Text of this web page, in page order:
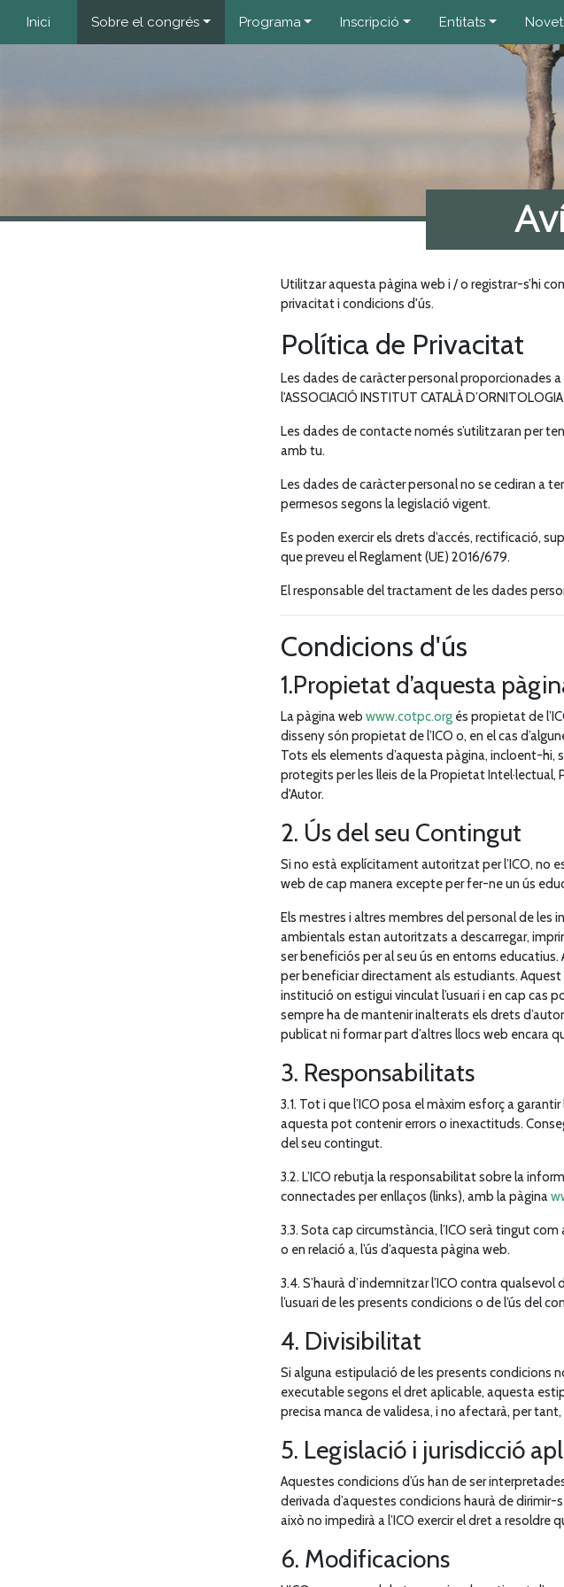
Inici Sobre el congrés Programa Inscripció Entitats
Utilitzar aquesta pàgina web i / o registrar-s’hi
privacitat i condicions d'ús.
Política de Privacitat
Les dades de caràcter personal proporcionades
l'ASSOCIACIÓ INSTITUT CATALÀ
Les dades de contacte només s’utilitzaran per
amb tu.
Les dades de caràcter personal no se cediran a
permesos segons la legislació vigent.
Es poden exercir els drets d’accés, rectificació,
que preveu el Reglament (UE) 2016/679.
El responsable del tractament de les dades
Condicions d'ús
1.Propietat d’aquesta
La pàgina web www.cotpc.org és propietat de
disseny són propietat de l’ICO o, en el cas
Tots els elements d’aquesta pàgina, incloent-hi,
protegits per les lleis de la Propietat
d'Autor.
2. Ús del seu Contingut
Si no està explícitament autoritzat per l’ICO, no
web de cap manera excepte per fer-ne un ús
Els mestres i altres membres del personal de
ambientals estan autoritzats a descarregar,
ser beneficiós per al seu ús en entorns
per beneficiar directament als estudiants.
institució on estigui vinculat l’usuari i en cap
sempre ha de mantenir inalterats els drets
publicat ni formar part d’altres llocs web encara
3. Responsabilitats
3.1. Tot i que l’ICO posa el màxim esforç a
aquesta pot contenir errors o inexactituds.
del seu contingut.
3.2. L’ICO rebutja la responsabilitat sobre la
connectades per enllaços (links), amb la pàgina
3.3. Sota cap circumstància, l’ICO serà tingut
o en relació a, l’ús d’aquesta pàgina web.
3.4. S’haurà d’indemnitzar l’ICO contra
l’usuari de les presents condicions o de l’ús del
4. Divisibilitat
Si alguna estipulació de les presents condicions
executable segons el dret aplicable, aquesta
precisa manca de validesa, i no afectarà, per
5. Legislació i jurisdicció
Aquestes condicions d’ús han de ser
derivada d’aquestes condicions haurà de
això no impedirà a l’ICO exercir el dret a
6. Modificacions